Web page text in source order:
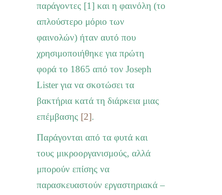
παράγοντες [1] και η φαινόλη (το
απλούστερο μόριο των
φαινολών) ήταν αυτό που
χρησιμοποιήθηκε για πρώτη
φορά το 1865 από τον Joseph
Lister για να σκοτώσει τα
βακτήρια κατά τη διάρκεια μιας
επέμβασης [2].
Παράγονται από τα φυτά και
τους μικροοργανισμούς, αλλά
μπορούν επίσης να
παρασκευαστούν εργαστηριακά –